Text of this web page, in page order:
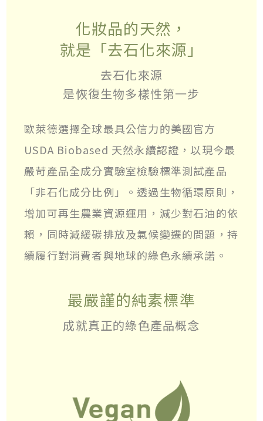
化妝品的天然，
就是「去石化來源」
去石化來源
是恢復生物多樣性第一步
歐萊德選擇全球最具公信力的美國官方
USDA Biobased 天然永續認證，以現今最
嚴苛產品全成分實驗室檢驗標準測試產品
「非石化成分比例」。透過生物循環原則，
增加可再生農業資源運用，減少對石油的依
賴，同時減緩碳排放及氣候變遷的問題，持
續履行對消費者與地球的綠色永續承諾。
最嚴謹的純素標準
成就真正的綠色產品概念